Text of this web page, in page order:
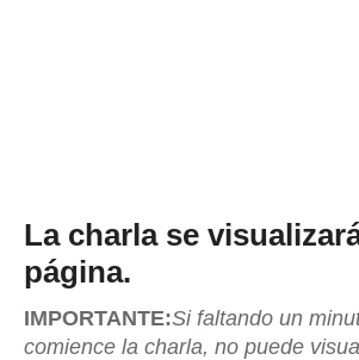
La charla se
página.
IMPORTANTE:Si faltando un
comience la charla, no puede